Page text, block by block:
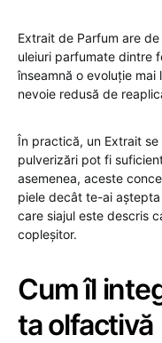
Extrait de Parfum are
uleiuri parfumate dintre
înseamnă o evoluție
nevoie redusă de
În practică, un Extrait
pulverizări pot fi
asemenea, aceste
piele decât te-ai
care siajul este descris
copleșitor.
Cum îl
ta olfactivă